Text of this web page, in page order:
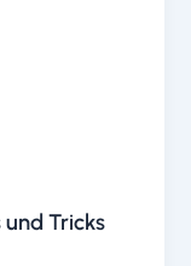
Tricks